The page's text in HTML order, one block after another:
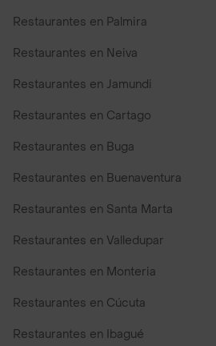
Restaurantes en Palmira
Restaurantes en Neiva
Restaurantes en Jamundi
Restaurantes en Cartago
Restaurantes en Buga
Restaurantes en Buenaventura
Restaurantes en Santa Marta
Restaurantes en Valledupar
Restaurantes en Monteria
Restaurantes en Cúcuta
Restaurantes en Ibagué